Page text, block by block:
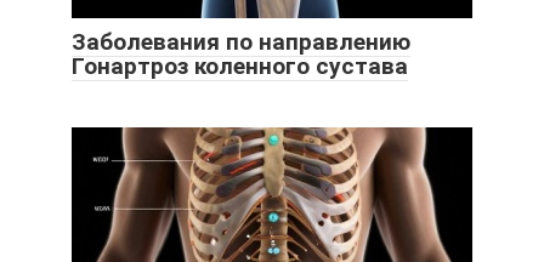
Заболевания по направлению
Гонартроз коленного сустава